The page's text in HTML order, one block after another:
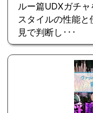
ルー篇UDXガチ
スタイルの性能
見で判断し･･･